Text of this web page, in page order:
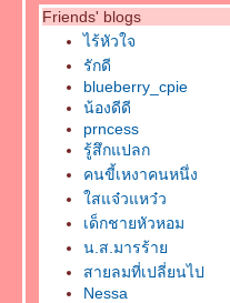
Friends' blogs
ไร้หัวใจ
รักดี
blueberry_cpie
น้องดีดี
prncess
รู้สึกแปลก
คนขี้เหงาคนหนึ่ง
สแจ๋วแหว๋ว
เด็กชายหัวหอม
น.ส.มารร้า
สายลมที่เปลี่ยนไป
Nessa